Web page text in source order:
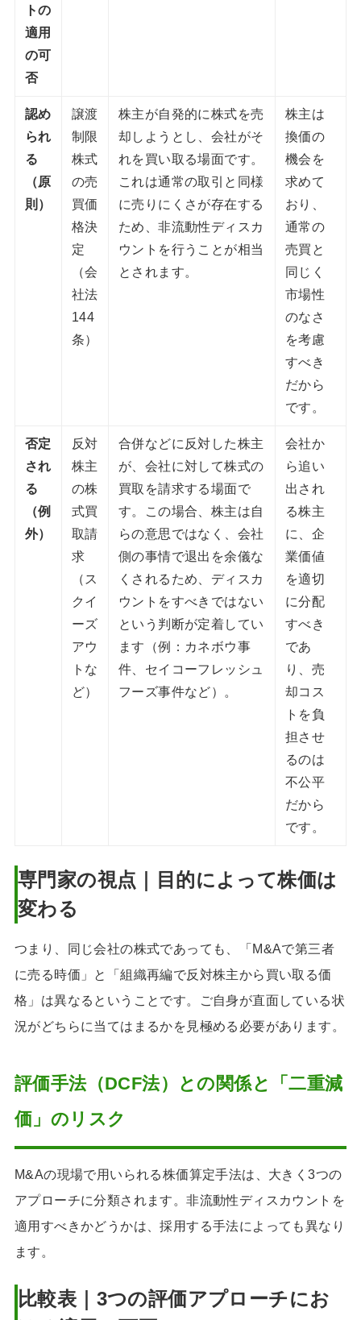
トの
適用
の可
否
認め
られ
る
（原
則）
譲渡
制限
株式
の売
買価
格決
定
（会
社法
144
条）
株主が自発的に株式を売
却しようとし、会社がそ
れを買い取る場面です。
これは通常の取引と同様
に売りにくさが存在する
ため、非流動性ディスカ
ウントを行うことが相当
とされます。
株主は
換価の
機会を
求めて
おり、
通常の
売買と
同じく
市場性
のなさ
を考慮
すべき
だから
です。
否定
され
る
（例
外）
反対
株主
の株
式買
取請
求
（ス
クイ
ーズ
アウ
トな
ど）
合併などに反対した株主
が、会社に対して株式の
買取を請求する場面で
す。この場合、株主は自
らの意思ではなく、会社
側の事情で退出を余儀な
くされるため、ディスカ
ウントをすべきではない
という判断が定着してい
ます（例：カネボウ事
件、セイコーフレッシュ
フーズ事件など）。
会社か
ら追い
出され
る株主
に、企
業価値
を適切
に分配
すべき
であ
り、売
却コス
トを負
担させ
るのは
不公平
だから
です。
専門家の視点｜目的によって株価は
変わる
つまり、同じ会社の株式であっても、「M&Aで第三者
に売る時価」と「組織再編で反対株主から買い取る価
格」は異なるということです。ご自身が直面している状
況がどちらに当てはまるかを見極める必要があります。
評価手法（DCF法）との関係と「二重減
価」のリスク
M&Aの現場で用いられる株価算定手法は、大きく3つの
アプローチに分類されます。非流動性ディスカウントを
適用すべきかどうかは、採用する手法によっても異なり
ます。
比較表｜3つの評価アプローチにお